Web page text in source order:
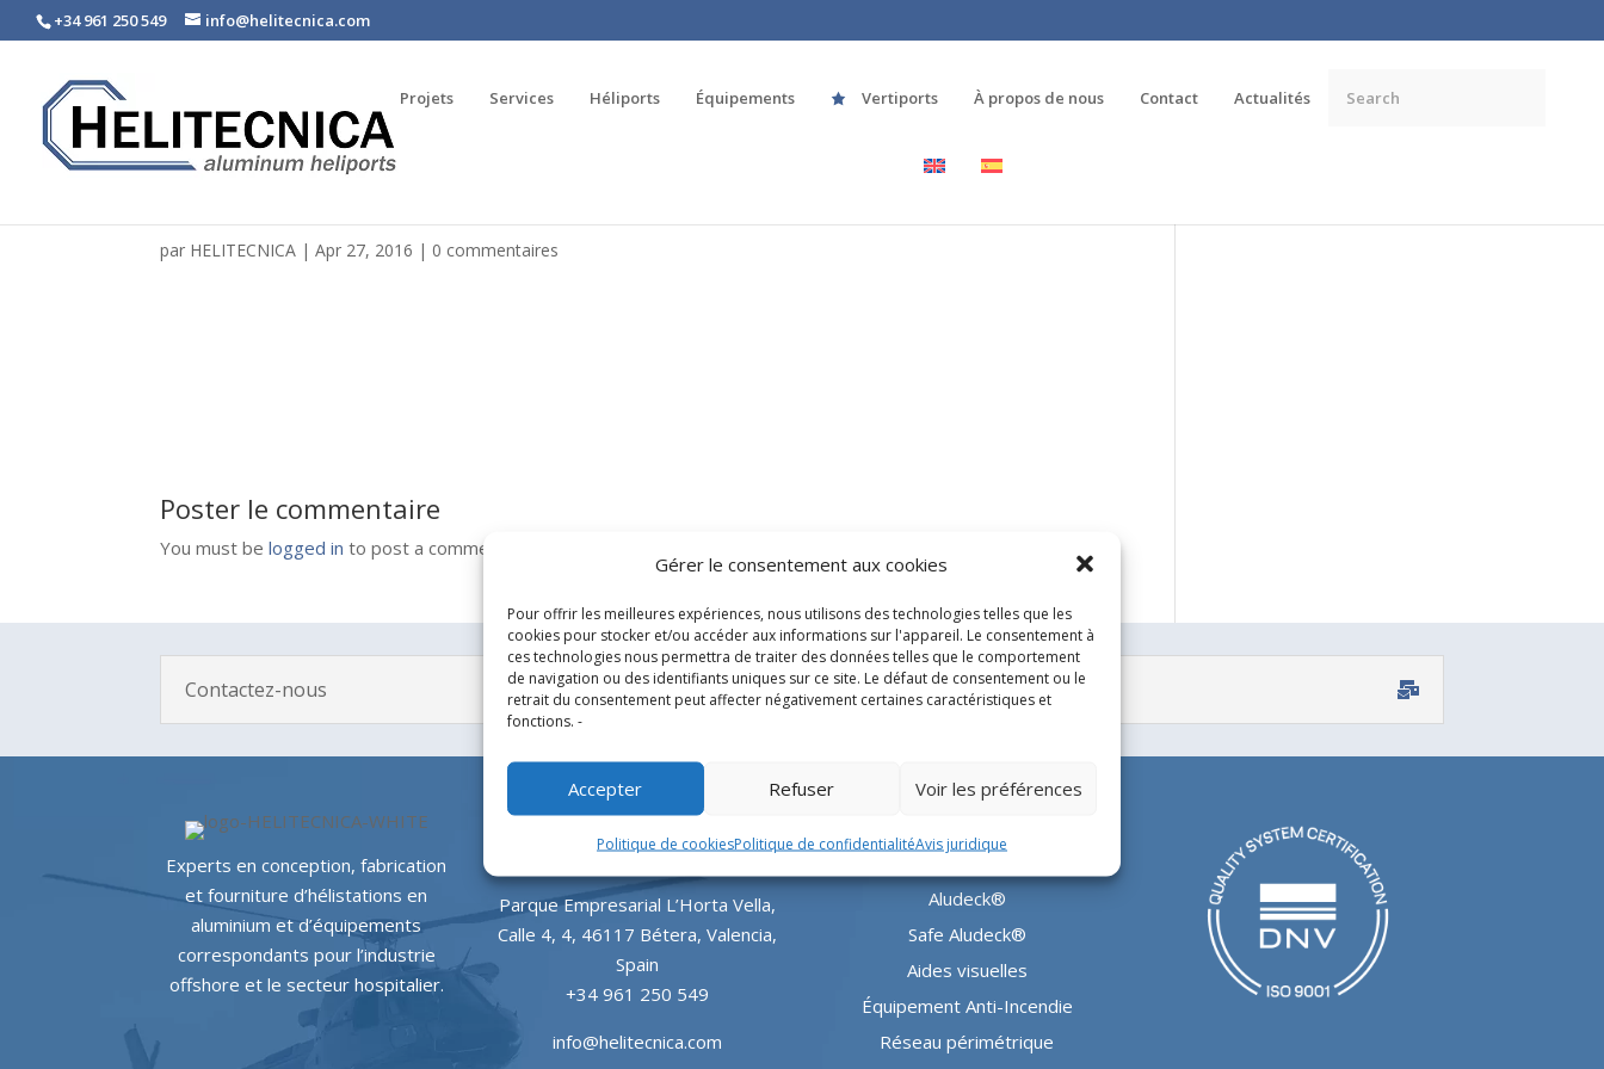
Gérer le consentement aux cookies
Pour offrir les meilleures expériences, nous utilisons des technologies telles que les
cookies pour stocker et/ou accéder aux informations sur l'appareil. Le consentement à
ces technologies nous permettra de traiter des données telles que le comportement
de navigation ou des identifiants uniques sur ce site. Le défaut de consentement ou le
retrait du consentement peut affecter négativement certaines caractéristiques et
fonctions. -
Accepter Refuser Voir les préférences
Politique de cookiesPolitique de confidentialitéAvis juridique
+34 961 250 549 info@helitecnica.com
Projets Services Héliports Équipements Vertiports À propos de nous Contact Actualités
par HELITECNICA |Apr 27, 2016 | 0 commentaires
Poster le commentaire
You must belogged in to post a comment.
Contactez-nous
Experts en conception, fabrication
et fourniture d’hélistations en
aluminium et d’équipements
correspondants pour l’industrie
offshore et le secteur hospitalier.
SIÈGE SOCIAL
Parque Empresarial L’Horta Vella,
Calle 4, 4, 46117 Bétera, Valencia,
Spain
+34 961 250 549
info@helitecnica.com
PRODUITS
Aludeck®
Safe Aludeck®
Aides visuelles
Équipement Anti-Incendie
Réseau périmétrique